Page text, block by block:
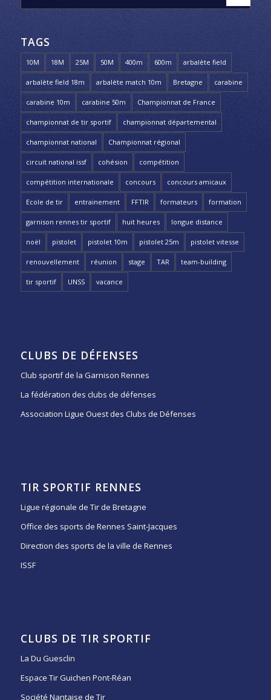
TAGS
10M 18M 25M 50M 400m 600m arbalète field
arbalète field 18m arbalète match 10m Bretagne carabine
carabine 10m carabine 50m Championnat de France
championnat de tir sportif championnat départemental
championnat national Championnat régional
circuit national issf cohésion compétition
compétition internationale concours concours amicaux
Ecole de tir entrainement FFTIR formateurs formation
garnison rennes tir sportif huit heures longue distance
noël pistolet pistolet 10m pistolet 25m pistolet vitesse
renouvellement réunion stage TAR team-building
tir sportif UNSS vacance
CLUBS DE DÉFENSES
Club sportif de la Garnison Rennes
La fédération des clubs de défenses
Association Ligue Ouest des Clubs de Défenses
TIR SPORTIF RENNES
Ligue régionale de Tir de Bretagne
Office des sports de Rennes Saint-Jacques
Direction des sports de la ville de Rennes
ISSF
CLUBS DE TIR SPORTIF
La Du Guesclin
Espace Tir Guichen Pont-Réan
Société Nantaise de Tir